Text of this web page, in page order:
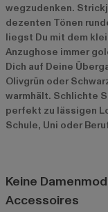
wegzudenken.
dezenten Tönen
liegst Du mit dem
Anzughose immer
Dich auf Deine
Olivgrün oder
warmhält. Schlichte
perfekt zu lässigen
Schule, Uni oder
Keine
Accessoires